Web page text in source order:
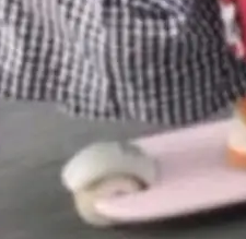
enum，两个
我十年前的
构建在 Cloudf
搭建的平台
是我十年秘密
立的 SQLite
己的 S3 兼容
储库协调——
对象自带一
建，单个数据
面就被消除
资源。当 cel
SQLite 数据
真相...
vivo夺
Z系列
等硬件成本暴
机速度明显
参数规格除开
Ultra / Z
低端机器，
、REDMI No
X300 E这
/ Z Fold8 /
，一
辑操作的版
阶段。 De
page 最显
亿美元